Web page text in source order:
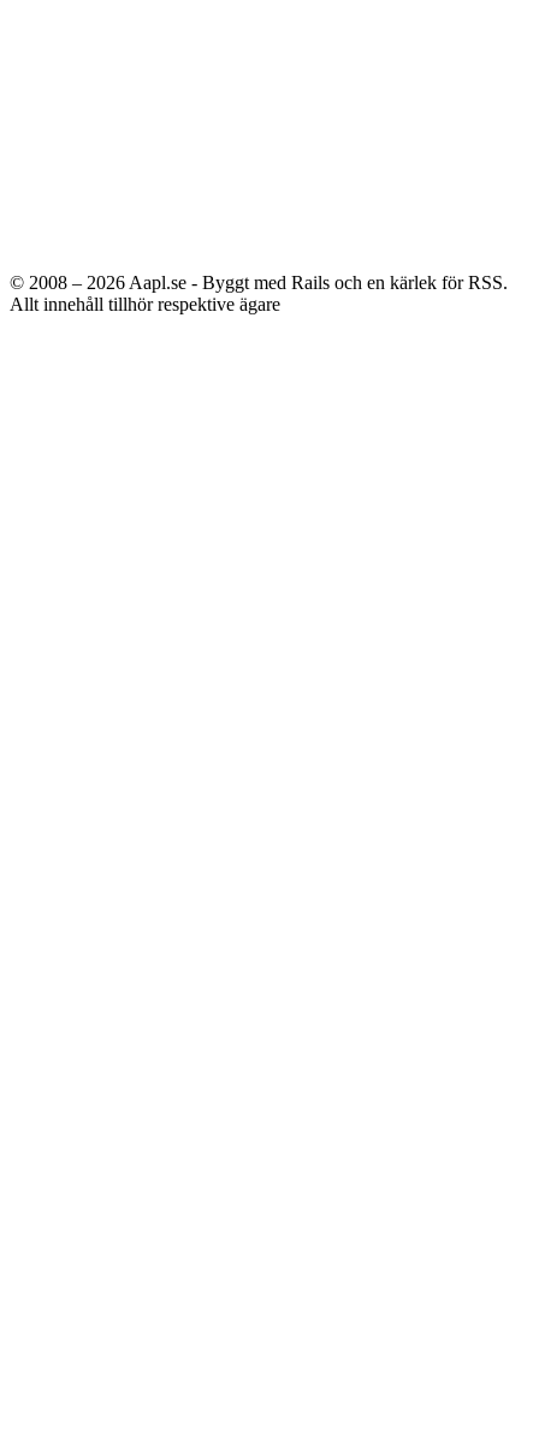
© 2008 – 2026 Aapl.se - Byggt med Rails och en kärlek för RSS.
Allt innehåll tillhör respektive ägare